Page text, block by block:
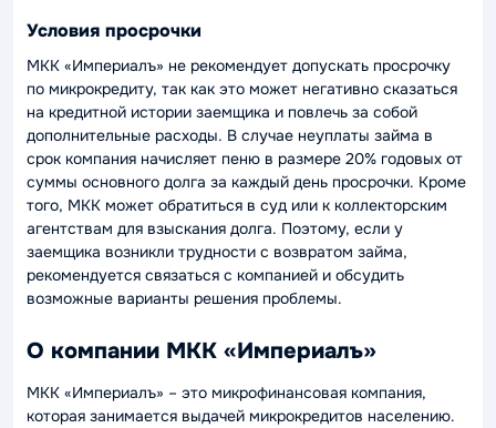
Условия просрочки
МКК «Империалъ» не рекомендует допускать просрочку
по микрокредиту, так как это может негативно сказаться
на кредитной истории заемщика и повлечь за собой
дополнительные расходы. В случае неуплаты займа в
срок компания начисляет пеню в размере 20% годовых от
суммы основного долга за каждый день просрочки. Кроме
того, МКК может обратиться в суд или к коллекторским
агентствам для взыскания долга. Поэтому, если у
заемщика возникли трудности с возвратом займа,
рекомендуется связаться с компанией и обсудить
возможные варианты решения проблемы.
О компании МКК «Империалъ»
МКК «Империалъ» – это микрофинансовая компания,
которая занимается выдачей микрокредитов населению.